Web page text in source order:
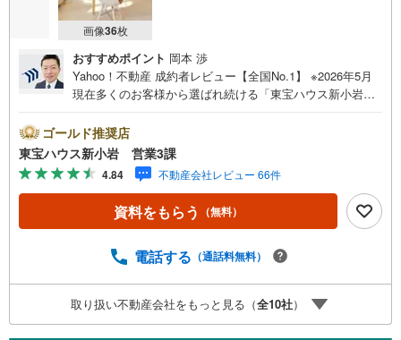
資料請求は【下部のオレンジ色資料請求ボタン】よりお問い合わせくださ
画像36枚
おすすめポイント 岡本 渉
Yahoo！不動産 成約者レビュー【全国No.1】 ※2026年5月
現在多くのお客様から選ばれ続ける「東宝ハウス新小岩」
見学OK■営業時間内（9:00～20:00）はお電話でのご連絡が
スムーズです。ご自宅への送迎・最寄駅でのお待ち合わせ
等、お気軽にご相談ください。 選ばれる3つの「圧倒的メ
リット」 （1）【業界最低水準の提携住宅ローン】「他社
で断られた」「借入がある」方も独自審査で多数承認！優
遇金利と各種手数料0円でお得に。（2）【未来カレンダー
ュレーション。「月々いくらなら安心か」をプロが明確に
す。 Yahoo！不動産キャンペーン対象店舗 当店でのご成約
でPayPayボーナスがもらえるキャンペーン対象です！※必
ゴールド推奨店
東宝ハウス新小岩 営業3課
4.84 不動産会社レビュー 66件
資料をもらう （無料）
電話する （通話料無料）
取り扱い不動産会社をもっと見る（全10社）